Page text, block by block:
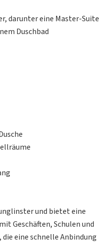
darunter eine Master-Suite
Duschbad
und bietet eine
Geschäften, Schulen und
eine schnelle Anbindung